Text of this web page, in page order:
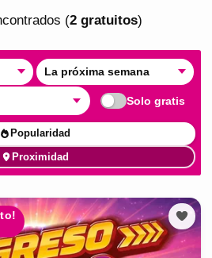
s (2 gratuitos)
La próxima semana
Solo gratis
Popularidad
Proximidad